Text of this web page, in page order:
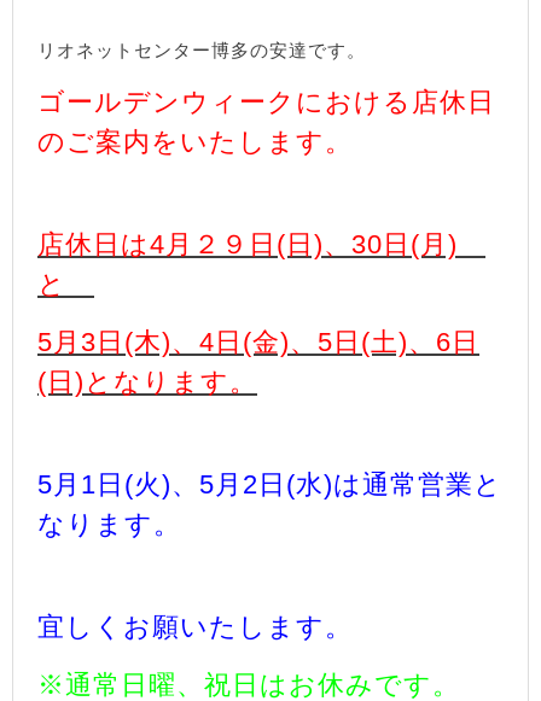
リオネットセンター博多の安達です。
ゴールデンウィークにおける店休日
のご案内をいたします。
店休日は4月２９日(日)、30日(月)
と
5月3日(木)、4日(金)、5日(土)、6日
(日)となります。
5月1日(火)、5月2日(水)は通常営業と
なります。
宜しくお願いたします。
※通常日曜、祝日はお休みです。